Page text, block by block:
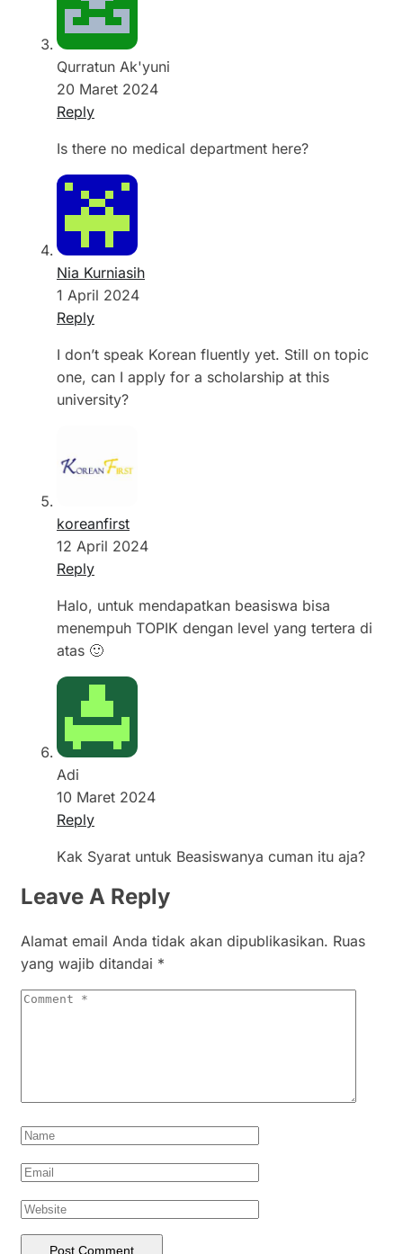
Qurratun Ak'yuni
20 Maret 2024
Reply
Is there no medical department here?
Nia Kurniasih
1 April 2024
Reply
I don’t speak Korean fluently yet. Still on topic
one, can I apply for a scholarship at this
university?
koreanfirst
12 April 2024
Reply
Halo, untuk mendapatkan beasiswa bisa
menempuh TOPIK dengan level yang tertera di
atas 🙂
Adi
10 Maret 2024
Reply
Kak Syarat untuk Beasiswanya cuman itu aja?
Leave A Reply
Alamat email Anda tidak akan dipublikasikan. Ruas
yang wajib ditandai *